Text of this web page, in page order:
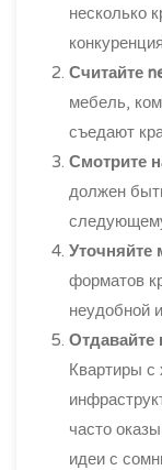
несколько
Считайте
мебель,
съедают
Смотрите
должен
Уточняйте
форматов
неудобной
Отдавайте
Квартиры с
часто
идеи с